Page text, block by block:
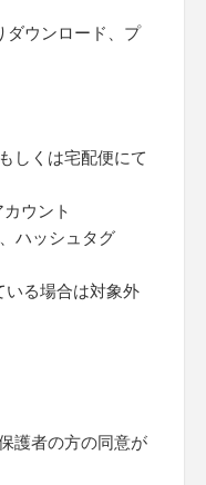
ダウンロード、プ
しくは宅配便にて
ウント
ハッシュタグ
る場合は対象外
護者の方の同意が